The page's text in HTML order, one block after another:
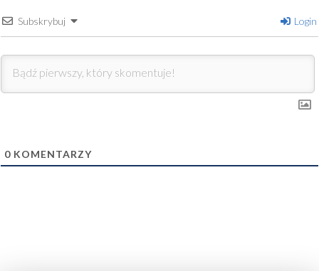
Subskrybuj Login
0 KOMENTARZY